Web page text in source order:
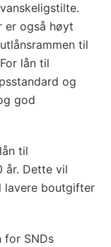
er også høyt
til
lån til
og
god
til
år. Dette vil
lavere boutgifter
for SNDs